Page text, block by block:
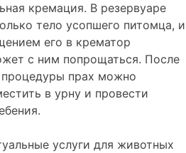
кремация. В резервуаре
тело усопшего питомца, и
его в крематор
с ним попрощаться. После
прах можно
в урну и провести
услуги для животных